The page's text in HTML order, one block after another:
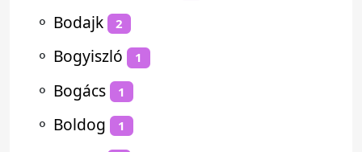
⚬ Bodajk 2
⚬ Bogyiszló 1
⚬ Bogács 1
⚬ Boldog 1